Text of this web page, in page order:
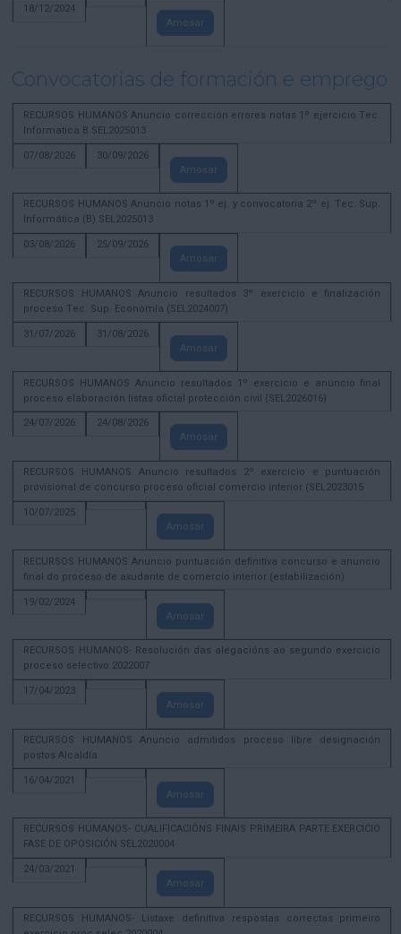
18/12/2024
Amosar
Convocatorias de formación e emprego
RECURSOS HUMANOS Anuncio corrección errores notas 1º ejercicio Tec.
Informatica B SEL2025013
07/08/2026
30/09/2026
Amosar
RECURSOS HUMANOS Anuncio notas 1º ej. y convocatoria 2º ej. Tec. Sup.
Informática (B) SEL2025013
03/08/2026
25/09/2026
Amosar
RECURSOS HUMANOS Anuncio resultados 3º exercicio e finalización
proceso Tec. Sup. Economía (SEL2024007)
31/07/2026
31/08/2026
Amosar
RECURSOS HUMANOS Anuncio resultados 1º exercicio e anuncio final
proceso elaboración listas oficial protección civil (SEL2026016)
24/07/2026
24/08/2026
Amosar
RECURSOS HUMANOS Anuncio resultados 2º exercicio e puntuación
provisional de concurso proceso oficial comercio interior (SEL2023015
10/07/2025
Amosar
RECURSOS HUMANOS Anuncio puntuación definitiva concurso e anuncio
final do proceso de axudante de comercio interior (estabilización)
19/02/2024
Amosar
RECURSOS HUMANOS- Resolución das alegacións ao segundo exercicio
proceso selectivo 2022007
17/04/2023
Amosar
RECURSOS HUMANOS Anuncio admitidos proceso libre designación
postos Alcaldía
16/04/2021
Amosar
RECURSOS HUMANOS- CUALIFICACIÓNS FINAIS PRIMEIRA PARTE EXERCICIO
FASE DE OPOSICIÓN SEL2020004
24/03/2021
Amosar
RECURSOS HUMANOS- Listaxe definitiva respostas correctas primeiro